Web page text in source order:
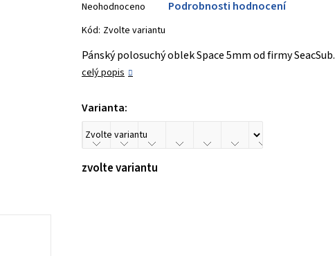
hodnocení
produktu
0,0
z 5
Neohodnoceno Podrobnosti hodnocení
Kód: Zvolte variantu
Pánský polosuchý oblek Space 5mm od firmy SeacSub.
celý popis
Varianta:
zvolte variantu